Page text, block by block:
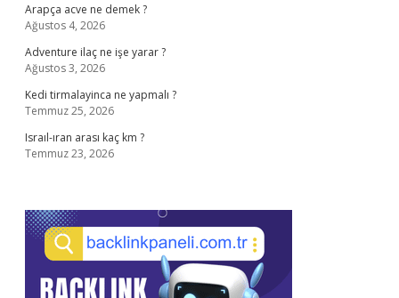
Arapça acve ne demek ?
Ağustos 4, 2026
Adventure ilaç ne işe yarar ?
Ağustos 3, 2026
Kedi tirmalayinca ne yapmalı ?
Temmuz 25, 2026
Israıl-ıran arası kaç km ?
Temmuz 23, 2026